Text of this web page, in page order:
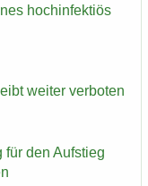
hoch­in­fek­ti­ös
wei­ter ver­bo­ten
für den Auf­stieg